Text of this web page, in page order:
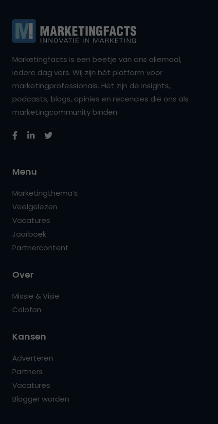
Marketingfacts is een beetje van ons allemaal,
iedere dag vers. Wij zijn hét platform voor
marketingprofessionals. Het zijn de insights,
podcasts, blogs, opinies en recencies die ons als
marketingcommunity binden.
Menu
Marketingthema’s
Veelgelezen
Vacatures
Jaarboek
Partnercontent
Over
Missie & Visie
Colofon
Kansen
Adverteren
Partners
Vacatures
Blogger worden